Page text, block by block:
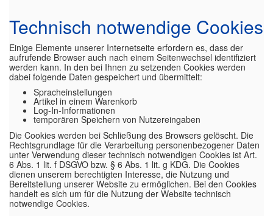
Technisch notwendige Cookies
Einige Elemente unserer Internetseite erfordern es, dass der
aufrufende Browser auch nach einem Seitenwechsel identifiziert
werden kann. In den bei Ihnen zu setzenden Cookies werden
dabei folgende Daten gespeichert und übermittelt:
Spracheinstellungen
Artikel in einem Warenkorb
Log-In-Informationen
temporären Speichern von Nutzereingaben
Die Cookies werden bei Schließung des Browsers gelöscht. Die
Rechtsgrundlage für die Verarbeitung personenbezogener Daten
unter Verwendung dieser technisch notwendigen Cookies ist Art.
6 Abs. 1 lit. f DSGVO bzw. § 6 Abs. 1 lit. g KDG. Die Cookies
dienen unserem berechtigten Interesse, die Nutzung und
Bereitstellung unserer Website zu ermöglichen. Bei den Cookies
handelt es sich um für die Nutzung der Website technisch
notwendige Cookies.